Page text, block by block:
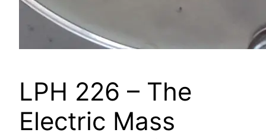
LPH 226 – The
Electric Mass